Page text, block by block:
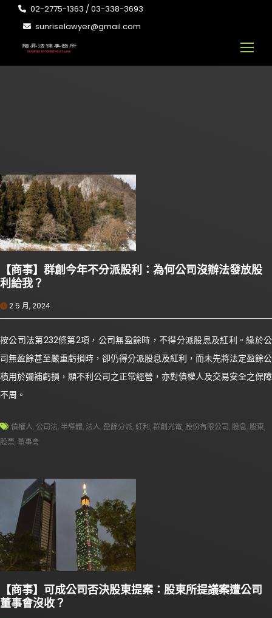
02-2775-1363 / 03-338-3693
sunriselawyer@gmail.com
【商事】群創今年不分派股利：為何公司沒辦法發放股
利給我？
2 5 月, 2024
按公司法第232條第2項，公司無盈餘時，不得分派股息及紅利。緣於公
司無盈餘甚至嚴重虧損時，卻仍得分派股息及紅利，而未先將法定盈餘公
積用於彌補虧損，顯不利公司之正常經營，亦對債權人及交易安全之保障
不周。
債權人, 公司法,半導體, 法人, 盈餘分派, 紅利 ,群創光電,股份有限公司,股息,股東,
股票, 董事會
【商事】可成公司否決股東提案：股東所提議案遭公司
董事會沒收？